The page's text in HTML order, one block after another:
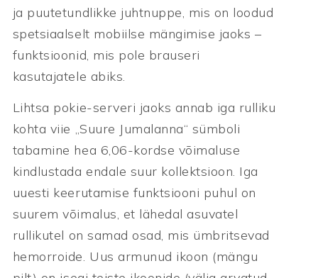
ja puutetundlikke juhtnuppe, mis on loodud
spetsiaalselt mobiilse mängimise jaoks –
funktsioonid, mis pole brauseri
kasutajatele abiks.
Lihtsa pokie-serveri jaoks annab iga rulliku
kohta viie „Suure Jumalanna“ sümboli
tabamine hea 6,06-kordse võimaluse
kindlustada endale suur kollektsioon. Iga
uuesti keerutamise funktsiooni puhul on
suurem võimalus, et lähedal asuvatel
rullikutel on samad osad, mis ümbritsevad
hemorroide. Uus armunud ikoon (mängu